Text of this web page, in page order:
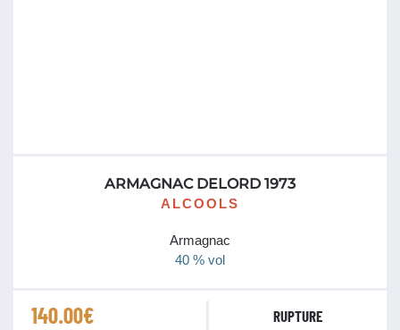
ARMAGNAC DELORD 1973
ALCOOLS
Armagnac
40 % vol
140.00€ RUPTURE